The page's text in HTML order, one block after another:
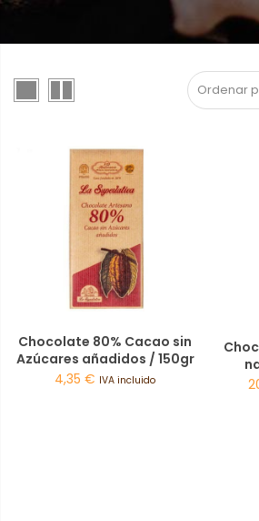
Chocolate 80% Cacao sin
Azúcares añadidos / 150gr
4,35 € IVA incluido